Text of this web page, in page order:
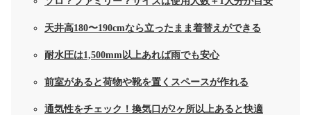
天井高180〜190cmなら立ったまま着替えができる
耐水圧は1,500mm以上あれば雨でも安心
前室があると荷物や靴を置くスペースが作れる
通気性をチェック！換気口が2ヶ所以上あると快適